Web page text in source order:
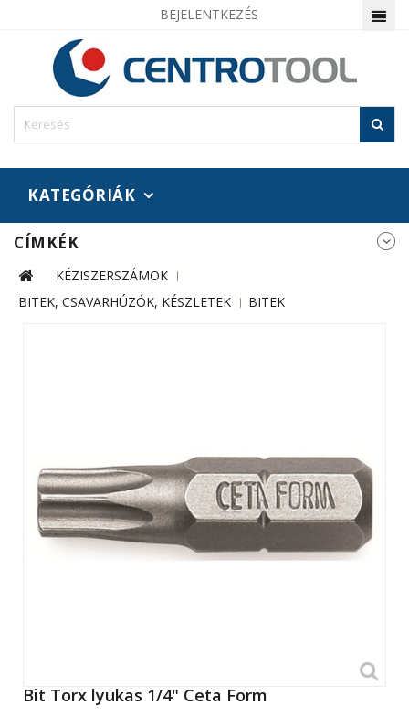
BEJELENTKEZÉS
KATEGÓRIÁK
CÍMKÉK
KÉZISZERSZÁMOK
BITEK, CSAVARHÚZÓK, KÉSZLETEK
BITEK
Bit Torx lyukas 1/4" Ceta Form